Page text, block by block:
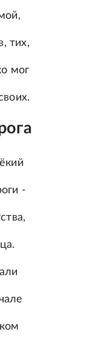
тих,
мог
-